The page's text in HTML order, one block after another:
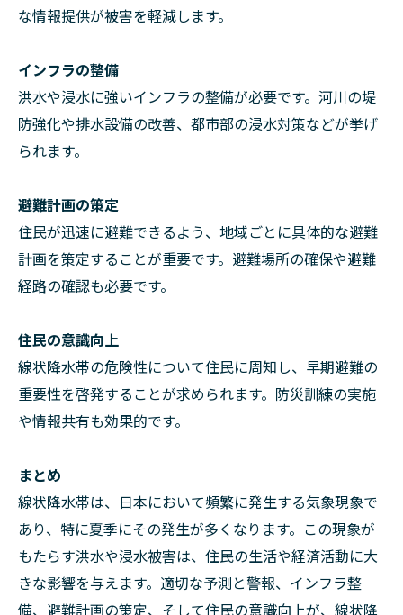
な情報提供が被害を軽減します。
インフラの整備
洪水や浸水に強いインフラの整備が必要です。河川の堤
防強化や排水設備の改善、都市部の浸水対策などが挙げ
られます。
避難計画の策定
住民が迅速に避難できるよう、地域ごとに具体的な避難
計画を策定することが重要です。避難場所の確保や避難
経路の確認も必要です。
住民の意識向上
線状降水帯の危険性について住民に周知し、早期避難の
重要性を啓発することが求められます。防災訓練の実施
や情報共有も効果的です。
まとめ
線状降水帯は、日本において頻繁に発生する気象現象で
あり、特に夏季にその発生が多くなります。この現象が
もたらす洪水や浸水被害は、住民の生活や経済活動に大
きな影響を与えます。適切な予測と警報、インフラ整
備、避難計画の策定、そして住民の意識向上が、線状降